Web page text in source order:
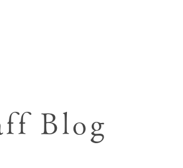
念撮影
ハーフ成人式･10歳
マタニティフォト撮影
Blog